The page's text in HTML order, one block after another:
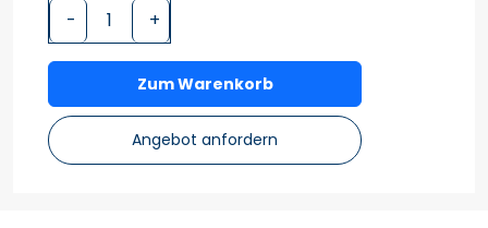
- +
Zum Warenkorb
Angebot anfordern